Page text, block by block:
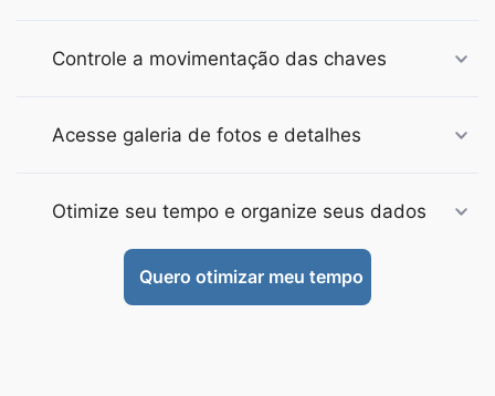
Controle a movimentação das chaves
Acesse galeria de fotos e detalhes
Otimize seu tempo e organize seus dados
Quero otimizar meu tempo